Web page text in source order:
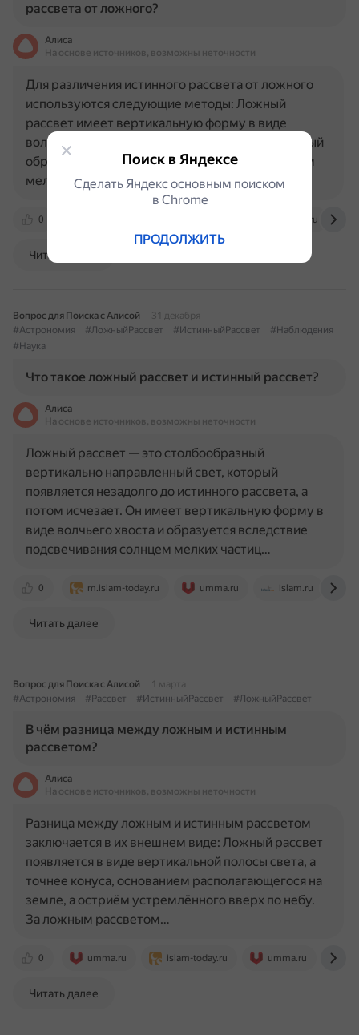
рассвета от ложного?
Алиса
На основе источников, возможны неточности
0 umma.ru
Для различения истинного рассвета от ложного
используются следующие методы: Ложный
рассвет имеет вертикальную форму в виде
волчьего хвоста. Это зодиакальный свет, который
образуется вследствие подсвечивания солнцем
мелких частиц пыли и других…
Читать далее
Вопрос для Поиска с Алисой
31 декабря
#Астрономия
#ЛожныйРассвет #ИстинныйРассвет
#Наблюдения
#Наука
Что такое ложный рассвет и истинный рассвет?
Алиса
На основе источников, возможны неточности
0 m.islam-today.ru umma.ru islam.ru
Ложный рассвет — это столбообразный
вертикально направленный свет, который
появляется незадолго до истинного рассвета, а
потом исчезает. Он имеет вертикальную форму в
виде волчьего хвоста и образуется вследствие
подсвечивания солнцем мелких частиц…
Читать далее
Вопрос для Поиска с Алисой
1 марта
#Астрономия
#Рассвет #ИстинныйРассвет #ЛожныйРассвет
В чём разница между ложным и истинным
рассветом?
Алиса
На основе источников, возможны неточности
0 umma.ru islam-today.ru umma.ru
Разница между ложным и истинным рассветом
заключается в их внешнем виде: Ложный рассвет
появляется в виде вертикальной полосы света, а
точнее конуса, основанием располагающегося на
земле, а остриём устремлённого вверх по небу.
За ложным рассветом…
Читать далее
Поиск в Яндексе
Сделать Яндекс основным поиском
в Сhrome
ПРОДОЛЖИТЬ